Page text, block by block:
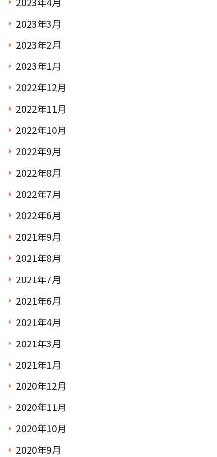
2023年3月
2023年2月
2023年1月
2022年12月
2022年11月
2022年10月
2022年9月
2022年8月
2022年7月
2022年6月
2021年9月
2021年8月
2021年7月
2021年6月
2021年4月
2021年3月
2021年1月
2020年12月
2020年11月
2020年10月
2020年9月